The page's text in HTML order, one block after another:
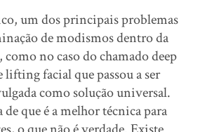
um dos principais problemas
de modismos dentro da
no caso do chamado deep
lifting facial que passou a ser
como solução universal.
que é a melhor técnica para